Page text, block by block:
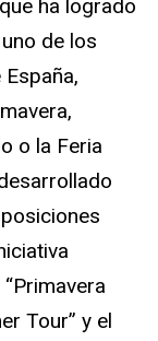
ha logrado
de los
o la Feria
Tour” y el